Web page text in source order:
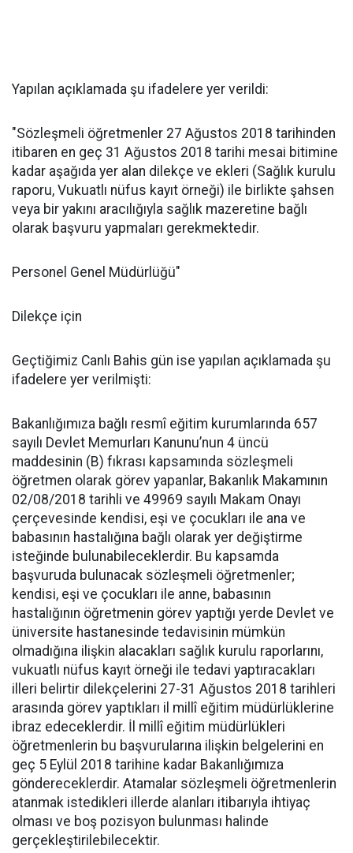
Yapılan açıklamada şu ifadelere yer verildi:
"Sözleşmeli öğretmenler 27 Ağustos 2018 tarihinden
itibaren en geç 31 Ağustos 2018 tarihi mesai bitimine
kadar aşağıda yer alan dilekçe ve ekleri (Sağlık kurulu
raporu, Vukuatlı nüfus kayıt örneği) ile birlikte şahsen
veya bir yakını aracılığıyla sağlık mazeretine bağlı
olarak başvuru yapmaları gerekmektedir.
Personel Genel Müdürlüğü"
Dilekçe için
Geçtiğimiz Canlı Bahis gün ise yapılan açıklamada şu
ifadelere yer verilmişti:
Bakanlığımıza bağlı resmî eğitim kurumlarında 657
sayılı Devlet Memurları Kanunu’nun 4 üncü
maddesinin (B) fıkrası kapsamında sözleşmeli
öğretmen olarak görev yapanlar, Bakanlık Makamının
02/08/2018 tarihli ve 49969 sayılı Makam Onayı
çerçevesinde kendisi, eşi ve çocukları ile ana ve
babasının hastalığına bağlı olarak yer değiştirme
isteğinde bulunabileceklerdir. Bu kapsamda
başvuruda bulunacak sözleşmeli öğretmenler;
kendisi, eşi ve çocukları ile anne, babasının
hastalığının öğretmenin görev yaptığı yerde Devlet ve
üniversite hastanesinde tedavisinin mümkün
olmadığına ilişkin alacakları sağlık kurulu raporlarını,
vukuatlı nüfus kayıt örneği ile tedavi yaptıracakları
illeri belirtir dilekçelerini 27-31 Ağustos 2018 tarihleri
arasında görev yaptıkları il millî eğitim müdürlüklerine
ibraz edeceklerdir. İl millî eğitim müdürlükleri
öğretmenlerin bu başvurularına ilişkin belgelerini en
geç 5 Eylül 2018 tarihine kadar Bakanlığımıza
göndereceklerdir. Atamalar sözleşmeli öğretmenlerin
atanmak istedikleri illerde alanları itibarıyla ihtiyaç
olması ve boş pozisyon bulunması halinde
gerçekleştirilebilecektir.